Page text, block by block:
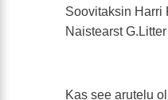
Soovitaksin Harri
Naistearst G.Litter
Kas see arutelu